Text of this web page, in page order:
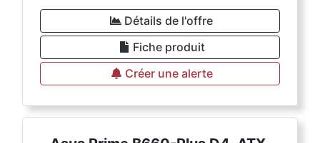
Détails de l'offre
Fiche produit
Créer une alerte